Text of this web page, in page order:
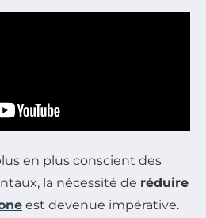
en plus conscient des
la nécessité de réduire
est devenue impérative.